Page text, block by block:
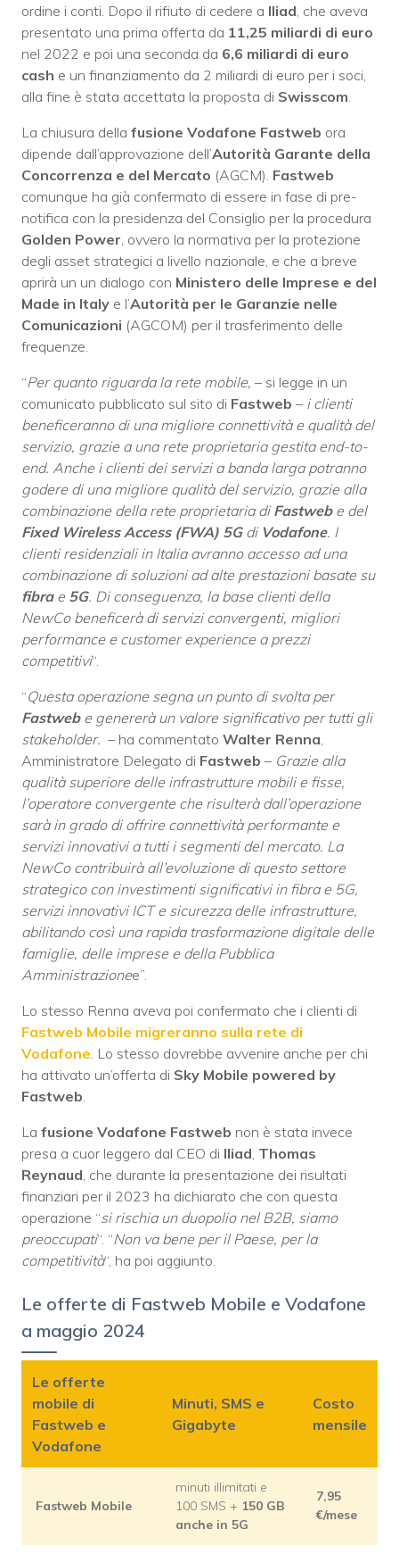
ordine i conti. Dopo il rifiuto di cedere a Iliad, che aveva
presentato una prima offerta da 11,25 miliardi di euro
nel 2022 e poi una seconda da 6,6 miliardi di euro
cash e un finanziamento da 2 miliardi di euro per i soci,
alla fine è stata accettata la proposta di Swisscom.
La chiusura della fusione Vodafone Fastweb ora
dipende dall’approvazione dell’Autorità Garante della
Concorrenza e del Mercato (AGCM). Fastweb
comunque ha già confermato di essere in fase di pre-
notifica con la presidenza del Consiglio per la procedura
Golden Power, ovvero la normativa per la protezione
degli asset strategici a livello nazionale, e che a breve
aprirà un un dialogo con Ministero delle Imprese e del
Made in Italy e l’Autorità per le Garanzie nelle
Comunicazioni (AGCOM) per il trasferimento delle
frequenze.
“Per quanto riguarda la rete mobile, – si legge in un
comunicato pubblicato sul sito di Fastweb – i clienti
beneficeranno di una migliore connettività e qualità del
servizio, grazie a una rete proprietaria gestita end-to-
end. Anche i clienti dei servizi a banda larga potranno
godere di una migliore qualità del servizio, grazie alla
combinazione della rete proprietaria di Fastwebe del
Fixed Wireless Access (FWA) 5Gdi Vodafone. I
clienti residenziali in Italia avranno accesso ad una
combinazione di soluzioni ad alte prestazioni basate su
fibrae 5G. Di conseguenza, la base clienti della
NewCo beneficerà di servizi convergenti, migliori
performance e customer experience a prezzi
competitivi“.
“Questa operazione segna un punto di svolta per
Fastwebe genererà un valore significativo per tutti gli
stakeholder. – ha commentato Walter Renna,
Amministratore Delegato di Fastweb – Grazie alla
qualità superiore delle infrastrutture mobili e fisse,
l’operatore convergente che risulterà dall’operazione
sarà in grado di offrire connettività performante e
servizi innovativi a tutti i segmenti del mercato. La
NewCo contribuirà all’evoluzione di questo settore
strategico con investimenti significativi in fibra e 5G,
servizi innovativi ICT e sicurezza delle infrastrutture,
abilitando così una rapida trasformazione digitale delle
famiglie, delle imprese e della Pubblica
Amministrazionee”.
Lo stesso Renna aveva poi confermato che i clienti di
Fastweb Mobile migreranno sulla rete di
Vodafone. Lo stesso dovrebbe avvenire anche per chi
ha attivato un’offerta di Sky Mobile powered by
Fastweb.
La fusione Vodafone Fastweb non è stata invece
presa a cuor leggero dal CEO di Iliad, Thomas
Reynaud, che durante la presentazione dei risultati
finanziari per il 2023 ha dichiarato che con questa
operazione “si rischia un duopolio nel B2B, siamo
preoccupati“. “Non va bene per il Paese, per la
competitività“, ha poi aggiunto.
Le offerte di Fastweb Mobile e Vodafone
a maggio 2024
Le offerte
mobile di
Fastweb e
Vodafone
Minuti, SMS e
Gigabyte
Costo
mensile
Fastweb Mobile
minuti illimitati e
100 SMS + 150 GB
anche in 5G
7,95
€/mese